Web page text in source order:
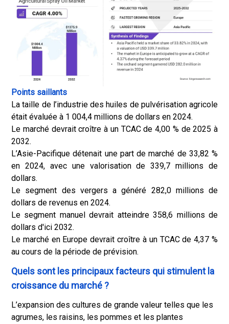
Points saillants
La taille de l’industrie des huiles de pulvérisation agricole
était évaluée à 1 004,4 millions de dollars en 2024.
Le marché devrait croître à un TCAC de 4,00 % de 2025 à
2032.
L’Asie-Pacifique détenait une part de marché de 33,82 %
en 2024, avec une valorisation de 339,7 millions de
dollars.
Le segment des vergers a généré 282,0 millions de
dollars de revenus en 2024.
Le segment manuel devrait atteindre 358,6 millions de
dollars d'ici 2032.
Le marché en Europe devrait croître à un TCAC de 4,37 %
au cours de la période de prévision.
Quels sont les principaux facteurs qui stimulent la
croissance du marché ?
L’expansion des cultures de grande valeur telles que les
agrumes, les raisins, les pommes et les plantes